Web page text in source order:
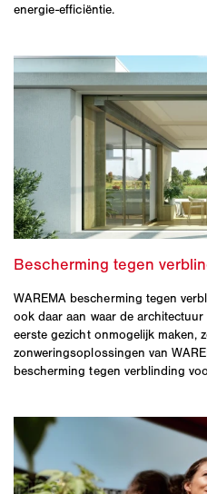
energie-efficiëntie.
WAREMA bescherming tegen
ook daar aan waar de
eerste gezicht onmogelijk maken,
zonweringsoplossingen van
bescherming tegen verblinding